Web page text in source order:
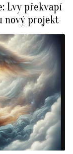
Lvy překvapí
nový projekt